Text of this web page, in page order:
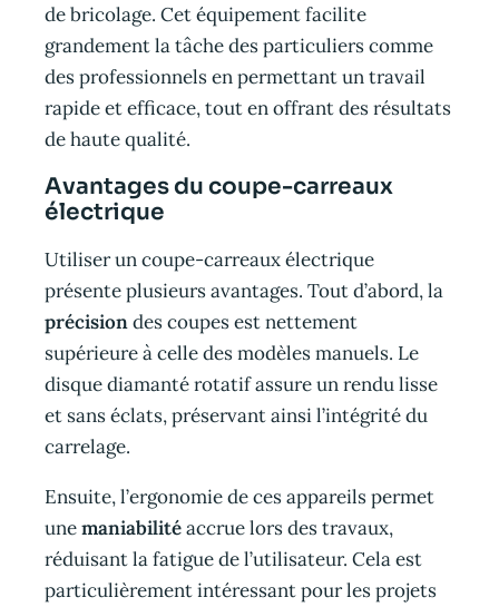
de bricolage. Cet équipement facilite
grandement la tâche des particuliers comme
des professionnels en permettant un travail
rapide et efficace, tout en offrant des résultats
de haute qualité.
Avantages du coupe-carreaux
électrique
Utiliser un coupe-carreaux électrique
présente plusieurs avantages. Tout d’abord, la
précisiondes coupes est nettement
supérieure à celle des modèles manuels. Le
disque diamanté rotatif assure un rendu lisse
et sans éclats, préservant ainsi l’intégrité du
carrelage.
Ensuite, l’ergonomie de ces appareils permet
unemaniabilitéaccrue lors des travaux,
réduisant la fatigue de l’utilisateur. Cela est
particulièrement intéressant pour les projets